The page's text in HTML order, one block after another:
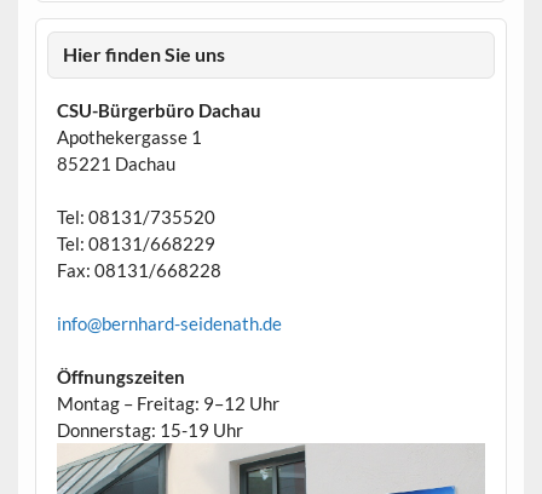
Hier finden Sie uns
CSU-Bürgerbüro Dachau
Apothekergasse 1
85221 Dachau
Tel: 08131/735520
Tel: 08131/668229
Fax: 08131/668228
info@bernhard-seidenath.de
Öffnungszeiten
Montag – Freitag: 9–12 Uhr
Donnerstag: 15-19 Uhr